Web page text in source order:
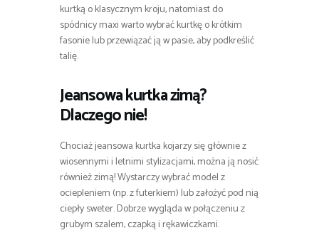
kurtką o klasycznym kroju, natomiast do
spódnicy maxi warto wybrać kurtkę o krótkim
fasonie lub przewiązać ją w pasie, aby podkreślić
talię.
Jeansowa kurtka zimą?
Dlaczego nie!
Chociaż jeansowa kurtka kojarzy się głównie z
wiosennymi i letnimi stylizacjami, można ją nosić
również zimą! Wystarczy wybrać model z
ociepleniem (np. z futerkiem) lub założyć pod nią
ciepły sweter. Dobrze wygląda w połączeniu z
grubym szalem, czapką i rękawiczkami.